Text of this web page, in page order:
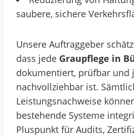
saubere, sichere
Unsere Auftraggeber
dass jede Graupflege in
dokumentiert, prüfbar und
nachvollziehbar ist.
Leistungsnachweise
bestehende Systeme
Pluspunkt für Audits,